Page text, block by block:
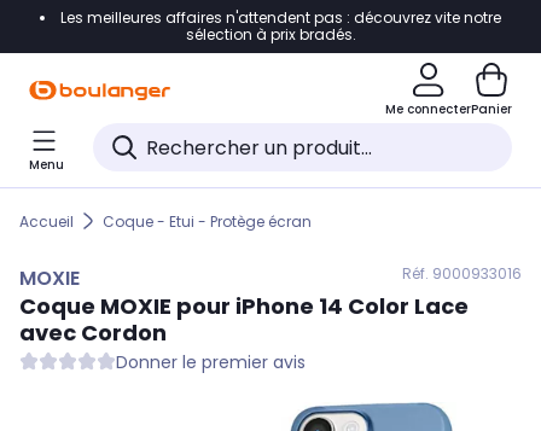
Accéder directement à la navigation
Accéder directement au pied de page
Accéder directement au chatbot
Les meilleures affaires n'attendent pas : découvrez vite notre
sélection à prix bradés.
Me connecterPanier
Menu
Accueil Coque - Etui - Protège écran
MOXIE Réf. 9000933016
Coque MOXIE pour iPhone 14 Color Lace
avec Cordon
Donner le premier avis